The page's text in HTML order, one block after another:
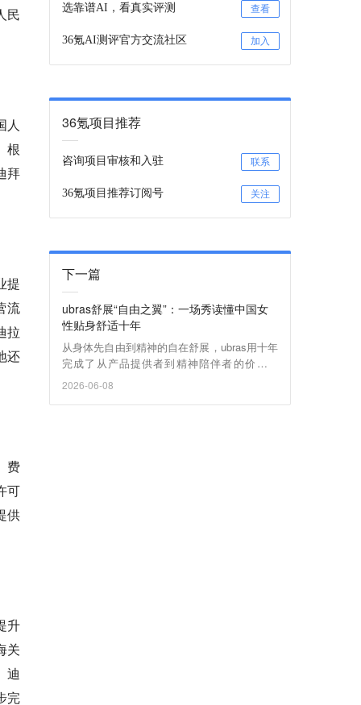
民
人
根
拜
提
流
拉
还
费
可
供
升
关
迪
完
选靠谱AI，看真实评测 查看
36氪AI测评官方交流社区 加入
36氪项目推荐
咨询项目审核和入驻 联系
36氪项目推荐订阅号 关注
下一篇
ubras舒展“自由之翼”：一场秀读懂中国女
性贴身舒适十年
从身体先自由到精神的自在舒展，ubras用十年
完成了从产品提供者到精神陪伴者的价值跃
迁，成长为能够与用户产生情感联结与价值共
2026-06-08